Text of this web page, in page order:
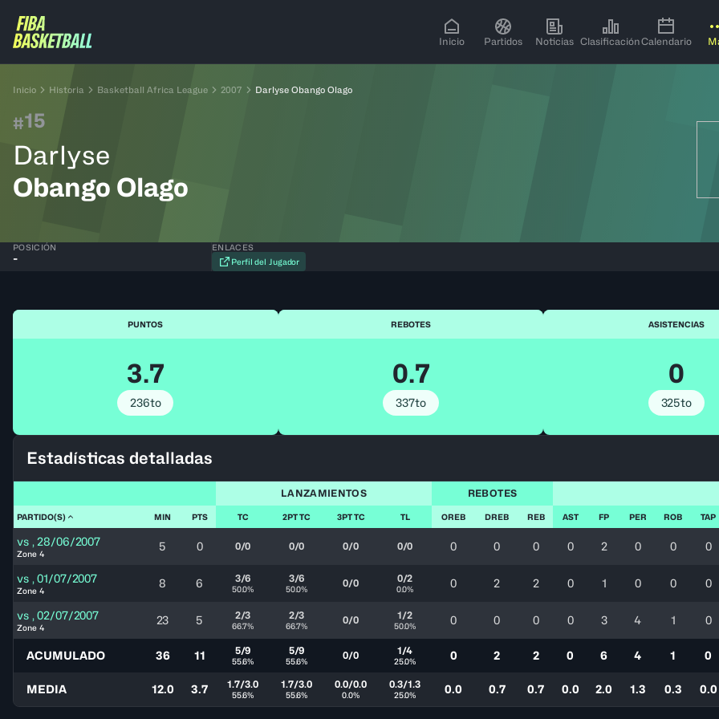
Inicio Partidos Noticias ClasificaciónCalendario
Inicio Historia Basketball Africa League 2007 Darlyse Obango Olago
#15
Darlyse
Obango Olago
POSICIÓN
-
ENLACES
Perfil del Jugador
PUNTOS
3.7
236to
REBOTES
0.7
337to
ASISTENCIAS
0
325to
Estadísticas detalladas
LANZAMIENTOS REBOTES
PARTIDO(S) MIN PTS TC 2PT TC 3PT TC TL OREB DREB REB AST FP PER ROB TAP
vs ,28/06/2007
Zone 4
5 0 0/0 0/0 0/0 0/0 0 0 0 0 2 0 0 0
vs ,01/07/2007
Zone 4
8 6 3/6
50.0%
3/6
50.0% 0/0 0/2
0.0% 0 2 2 0 1 0 0 0
vs ,02/07/2007
Zone 4
23 5 2/3
66.7%
2/3
66.7% 0/0 1/2
50.0% 0 0 0 0 3 4 1 0
ACUMULADO 36 11 5/9
55.6%
5/9
55.6% 0/0 1/4
25.0% 0 2 2 0 6 4 1 0
MEDIA 12.0 3.7 1.7/3.0
55.6%
1.7/3.0
55.6%
0.0/0.0
0.0%
0.3/1.3
25.0% 0.0 0.7 0.7 0.0 2.0 1.3 0.3 0.0